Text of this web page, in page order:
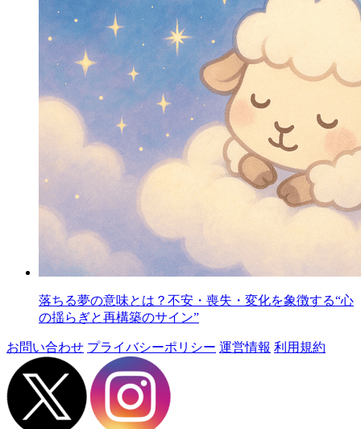
落ちる夢の意味とは？不安・喪失・変化を象徴する“心
の揺らぎと再構築のサイン”
お問い合わせ プライバシーポリシー 運営情報 利用規約